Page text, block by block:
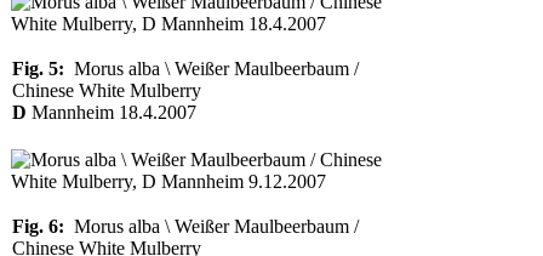
Fig. 5: Morus alba \ Weißer Maulbeerbaum /
Chinese White Mulberry
D Mannheim 18.4.2007
Fig. 6: Morus alba \ Weißer Maulbeerbaum /
Chinese White Mulberry